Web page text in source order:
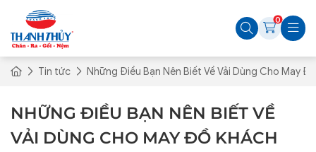
0
Tin tức Những Điều Bạn Nên Biết Về Vải Dùng Cho May
NHỮNG ĐIỀU BẠN NÊN BIẾT VỀ
VẢI DÙNG CHO MAY ĐỒ KHÁCH